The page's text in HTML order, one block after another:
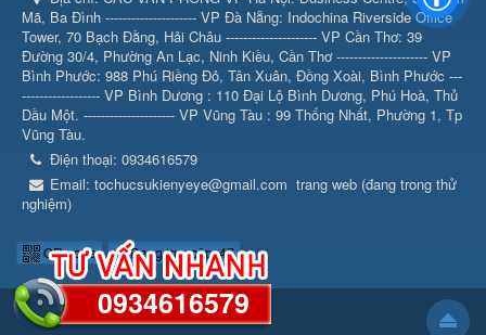
Mã, Ba Đình --------------------- VP Đà Nẵng: Indochina Riverside Office
Tower, 70 Bạch Đằng, Hải Châu --------------------- VP Cần Thơ: 39
Đường 30/4, Phường An Lạc, Ninh Kiều, Cần Thơ --------------------- VP
Bình Phước: 988 Phú Riềng Đỏ, Tân Xuân, Đồng Xoài, Bình Phước ---
------------------ VP Bình Dương : 110 Đại Lộ Bình Dương, Phú Hoà, Thủ
Dầu Một. --------------------- VP Vũng Tàu : 99 Thống Nhất, Phường 1, Tp
Vũng Tàu.
Điện thoại: 0934616579
Email: tochucsukienyeye@gmail.com trang web (đang trong thử
nghiệm)
QR-code Đang truy cập: 47
0934616579